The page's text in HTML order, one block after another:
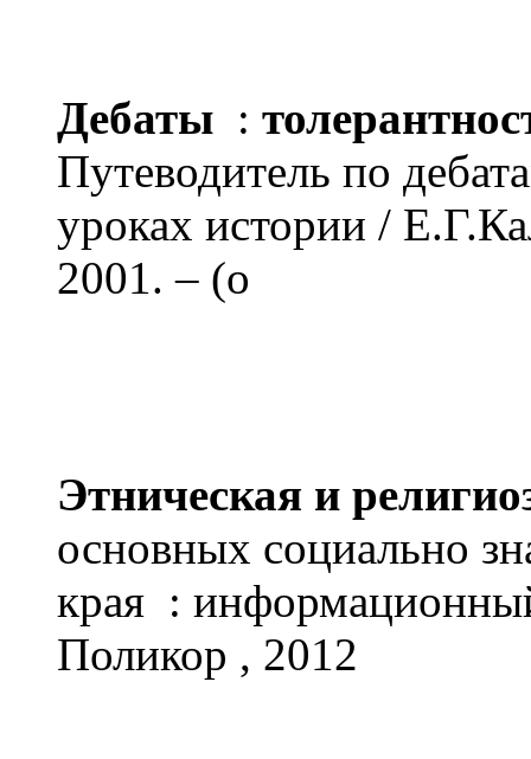
Дебаты :
Путеводитель по
уроках истории /
2001. – (о
Этническая и
основных социально
края :
Поликор , 2012